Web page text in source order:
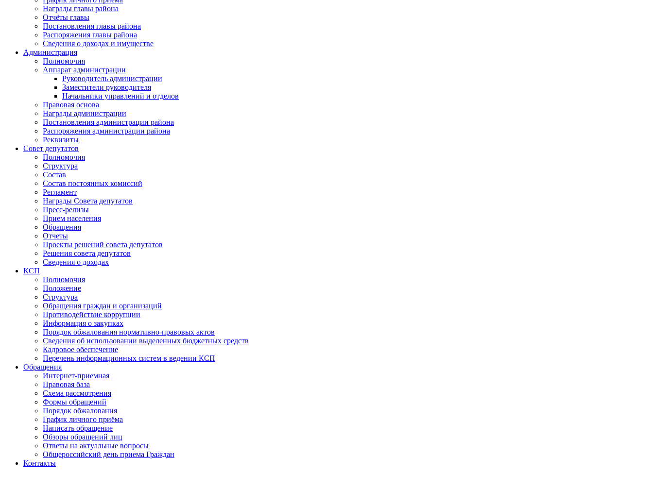
Награды главы района
Отчёты главы
Постановления главы района
Распоряжения главы района
Сведения о доходах и имуществе
Администрация
Полномочия
Аппарат администрации
Руководитель администрации
Заместители руководителя
Начальники управлений и отделов
Правовая основа
Награды администрации
Постановления администрации района
Распоряжения администрации района
Реквизиты
Совет депутатов
Полномочия
Структура
Состав
Состав постоянных комиссий
Регламент
Награды Совета депутатов
Пресс-релизы
Прием населения
Обращения
Отчеты
Проекты решений совета депутатов
Решения совета депутатов
Сведения о доходах
КСП
Полномочия
Положение
Структура
Обращения граждан и организаций
Противодействие коррупции
Информация о закупках
Порядок обжалования нормативно-правовых актов
Сведения об использовании выделенных бюджетных средств
Кадровое обеспечение
Перечень информационных систем в ведении КСП
Обращения
Интернет-приемная
Правовая база
Схема рассмотрения
Формы обращений
Порядок обжалования
График личного приёма
Написать обращение
Обзоры обращений лиц
Ответы на актуальные вопросы
Общероссийский день приема Граждан
Контакты